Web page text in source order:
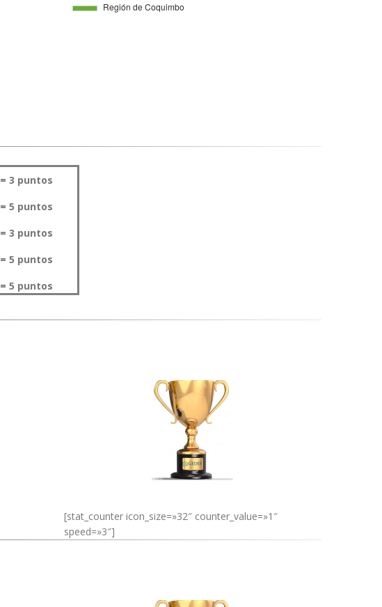
= 3 puntos
= 5 puntos
= 3 puntos
= 5 puntos
= 5 puntos
[stat_counter icon_size=»32″ counter_value=»1″
speed=»3″]